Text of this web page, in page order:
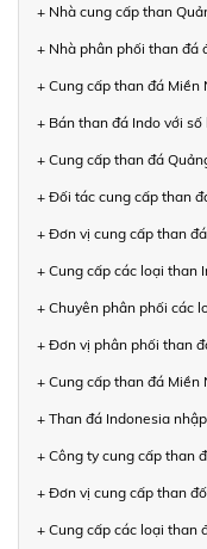
+ Nhà cung cấp than
+ Nhà phân phối than đá
+ Cung cấp than đá Miền
+ Bán than đá Indo với
+ Cung cấp than đá
+ Đối tác cung cấp than
+ Đơn vị cung cấp than
+ Cung cấp các loại than
+ Chuyên phân phối các
+ Đơn vị phân phối than
+ Cung cấp than đá Miền
+ Than đá Indonesia
+ Công ty cung cấp than
+ Đơn vị cung cấp than
+ Cung cấp các loại than